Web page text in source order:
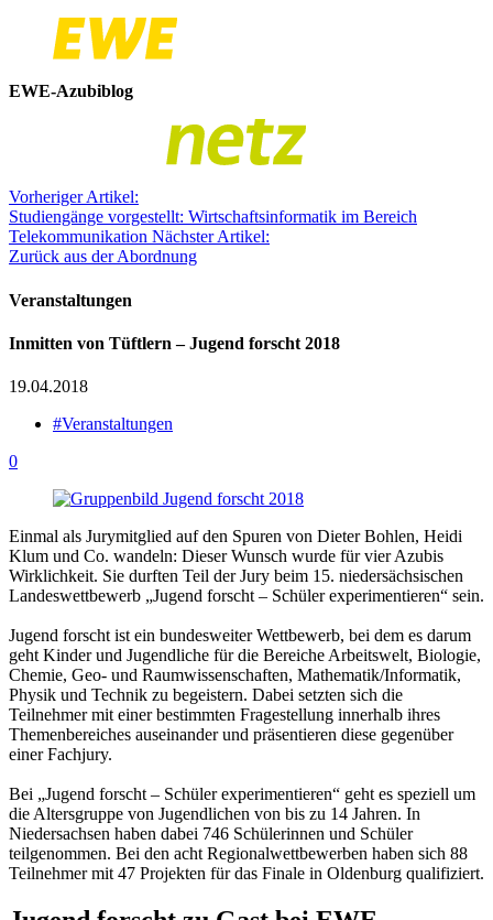
EWE-Azubiblog
Vorheriger Artikel:
Studiengänge vorgestellt: Wirtschaftsinformatik im Bereich
Telekommunikation Nächster Artikel:
Zurück aus der Abordnung
Veranstaltungen
Inmitten von Tüftlern – Jugend forscht 2018
19.04.2018
#Veranstaltungen
0
Einmal als Jurymitglied auf den Spuren von Dieter Bohlen, Heidi
Klum und Co. wandeln: Dieser Wunsch wurde für vier Azubis
Wirklichkeit. Sie durften Teil der Jury beim 15. niedersächsischen
Landeswettbewerb „Jugend forscht – Schüler experimentieren“ sein.
Jugend forscht ist ein bundesweiter Wettbewerb, bei dem es darum
geht Kinder und Jugendliche für die Bereiche Arbeitswelt, Biologie,
Chemie, Geo- und Raumwissenschaften, Mathematik/Informatik,
Physik und Technik zu begeistern. Dabei setzten sich die
Teilnehmer mit einer bestimmten Fragestellung innerhalb ihres
Themenbereiches auseinander und präsentieren diese gegenüber
einer Fachjury.
Bei „Jugend forscht – Schüler experimentieren“ geht es speziell um
die Altersgruppe von Jugendlichen von bis zu 14 Jahren. In
Niedersachsen haben dabei 746 Schülerinnen und Schüler
teilgenommen. Bei den acht Regionalwettbewerben haben sich 88
Teilnehmer mit 47 Projekten für das Finale in Oldenburg qualifiziert.